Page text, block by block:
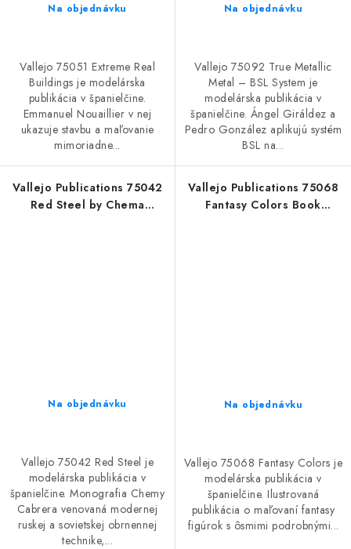
Na objednávku
Vallejo 75051 Extreme Real
Buildings je modelárska
publikácia v španielčine.
Emmanuel Nouaillier v nej
ukazuje stavbu a maľovanie
mimoriadne...
Na objednávku
Vallejo 75092 True Metallic
Metal – BSL System je
modelárska publikácia v
španielčine. Ángel Giráldez a
Pedro González aplikujú systém
BSL na...
Vallejo Publications 75042
Red Steel by Chema
Na objednávku
Vallejo 75042 Red Steel je
modelárska publikácia v
španielčine. Monografia Chemy
Cabrera venovaná modernej
ruskej a sovietskej obrnennej
technike,...
Vallejo Publications 75068
Fantasy Colors Book
Na objednávku
Vallejo 75068 Fantasy Colors je
modelárska publikácia v
španielčine. Ilustrovaná
publikácia o maľovaní fantasy
figúrok s ôsmimi podrobnými...